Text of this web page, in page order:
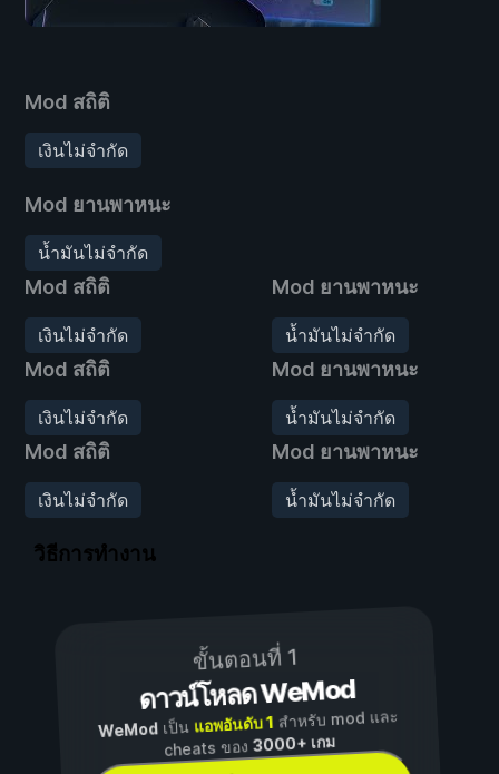
Mod สถิติ
เงินไม่จำกัด
Mod ยานพาหนะ
น้ำมันไม่จำกัด
Mod สถิติ
เงินไม่จำกัด
Mod ยานพาหนะ
น้ำมันไม่จำกัด
Mod สถิติ
เงินไม่จำกัด
Mod ยานพาหนะ
น้ำมันไม่จำกัด
Mod สถิติ
เงินไม่จำกัด
Mod ยานพาหนะ
น้ำมันไม่จำกัด
วิธีการทำงาน
ขั้นตอนที่ 1
ดาวน์โหลด WeMod
WeModเป็น แอพอันดับ 1 สำหรับ mod และ
cheats ของ3000+ เกม